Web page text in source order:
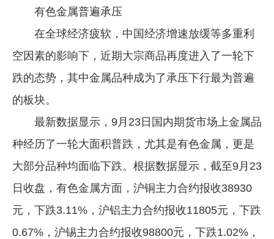
有色金属普遍承压
在全球经济疲软，中国经济增速放缓等多重利
空因素的影响下，近期大宗商品再度进入了一轮下
跌的态势，其中金属品种成为了承压下行最为普遍
的板块。
最新数据显示，9月23日国内期货市场上金属品
种经历了一轮大面积普跌，尤其是有色金属，更是
大部分品种均面临下跌。根据数据显示，截至9月23
日收盘，有色金属方面，沪铜主力合约报收38930
元，下跌3.11%，沪铝主力合约报收11805元，下跌
0.67%，沪锡主力合约报收98800元，下跌1.02%，